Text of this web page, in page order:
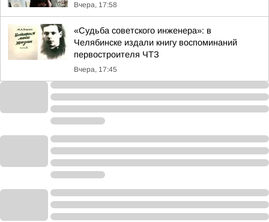
Вчера, 17:58
«Судьба советского инженера»: в
Челябинске издали книгу воспоминаний
первостроителя ЧТЗ
Вчера, 17:45